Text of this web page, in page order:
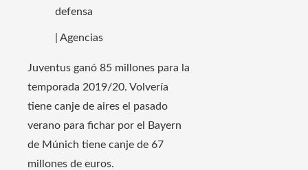
defensa
| Agencias
Juventus ganó 85 millones para la
temporada 2019/20. Volvería
tiene canje de aires el pasado
verano para fichar por el Bayern
de Múnich tiene canje de 67
millones de euros.